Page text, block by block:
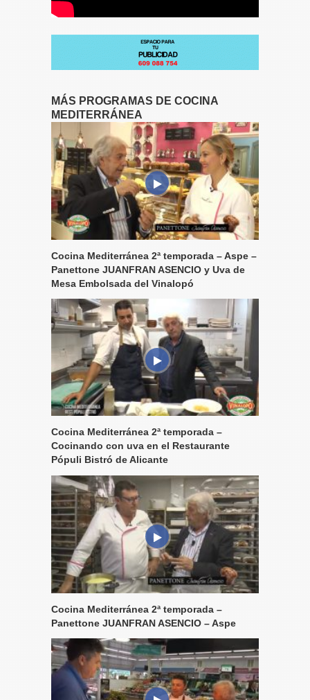
MÁS PROGRAMAS DE COCINA
MEDITERRÁNEA
Cocina Mediterránea 2ª temporada – Aspe –
Panettone JUANFRAN ASENCIO y Uva de
Mesa Embolsada del Vinalopó
Cocina Mediterránea 2ª temporada –
Cocinando con uva en el Restaurante
Pópuli Bistró de Alicante
Cocina Mediterránea 2ª temporada –
Panettone JUANFRAN ASENCIO – Aspe